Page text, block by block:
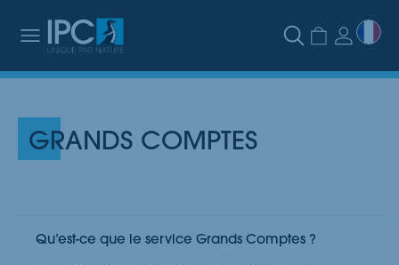
GRANDS COMPTES
Qu’est-ce que le service Grands Comptes ?